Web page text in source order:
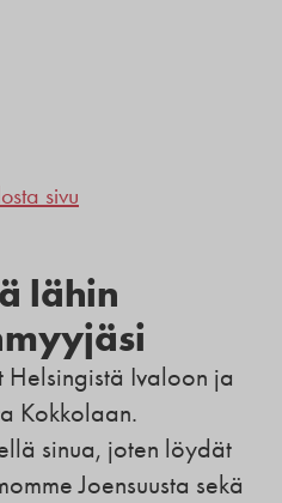
sivu
lähin
Helsingistä Ivaloon ja
Kokkolaan.
sinua, joten löydät
Joensuusta sekä